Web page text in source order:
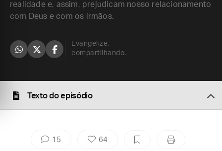
realidade e, assim, prejudicam nosso relacionamento
com Deus e com os irmãos.
Evangelize,
compartilhando.
Texto do episódio
15 64